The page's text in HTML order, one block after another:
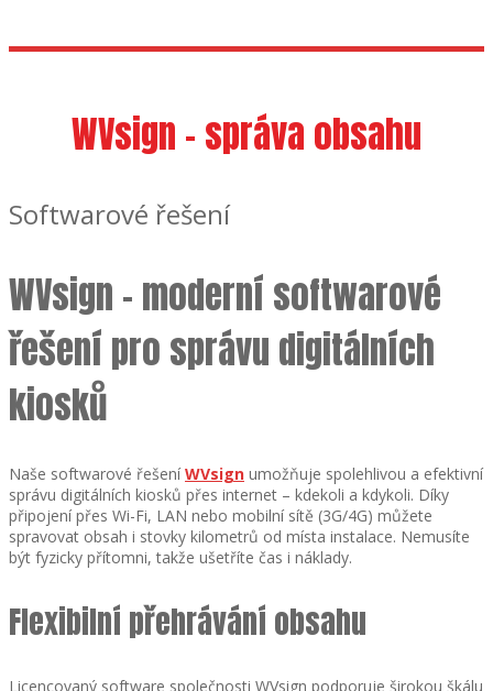
WVsign - správa obsahu
Softwarové řešení
WVsign – moderní softwarové
řešení pro správu digitálních
kiosků
Naše softwarové řešeníWVsign umožňuje spolehlivou a efektivní
správu digitálních kiosků přes internet – kdekoli a kdykoli. Díky
připojení přes Wi-Fi, LAN nebo mobilní sítě (3G/4G) můžete
spravovat obsah i stovky kilometrů od místa instalace. Nemusíte
být fyzicky přítomni, takže ušetříte čas i náklady.
Flexibilní přehrávání obsahu
Licencovaný software společnosti WVsign podporuje širokou škálu